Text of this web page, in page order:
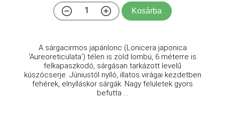
Kosárba
A sárgacirmos japánlonc (Lonicera japonica
'Aureoreticulata') télen is zöld lombú, 6 méterre is
felkapaszkodó, sárgásan tarkázott levelű
kúszócserje. Júniustól nyíló, illatos virágai kezdetben
fehérek, elnyíláskor sárgák. Nagy felületek gyors
befutta ...